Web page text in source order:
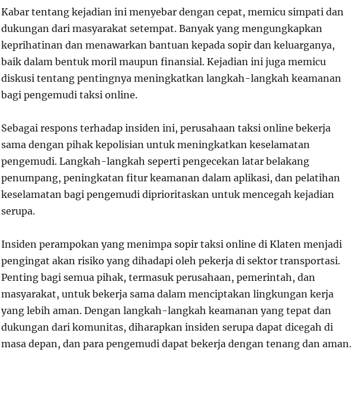
Kabar tentang kejadian ini menyebar dengan cepat, memicu simpati dan
dukungan dari masyarakat setempat. Banyak yang mengungkapkan
keprihatinan dan menawarkan bantuan kepada sopir dan keluarganya,
baik dalam bentuk moril maupun finansial. Kejadian ini juga memicu
diskusi tentang pentingnya meningkatkan langkah-langkah keamanan
bagi pengemudi taksi online.
Sebagai respons terhadap insiden ini, perusahaan taksi online bekerja
sama dengan pihak kepolisian untuk meningkatkan keselamatan
pengemudi. Langkah-langkah seperti pengecekan latar belakang
penumpang, peningkatan fitur keamanan dalam aplikasi, dan pelatihan
keselamatan bagi pengemudi diprioritaskan untuk mencegah kejadian
serupa.
Insiden perampokan yang menimpa sopir taksi online di Klaten menjadi
pengingat akan risiko yang dihadapi oleh pekerja di sektor transportasi.
Penting bagi semua pihak, termasuk perusahaan, pemerintah, dan
masyarakat, untuk bekerja sama dalam menciptakan lingkungan kerja
yang lebih aman. Dengan langkah-langkah keamanan yang tepat dan
dukungan dari komunitas, diharapkan insiden serupa dapat dicegah di
masa depan, dan para pengemudi dapat bekerja dengan tenang dan aman.